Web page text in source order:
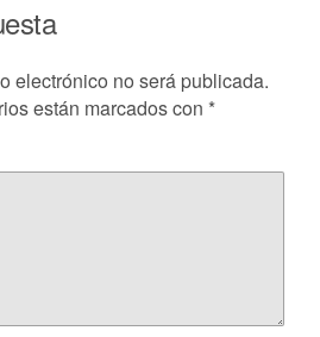
electrónico no será publicada.
están marcados con *